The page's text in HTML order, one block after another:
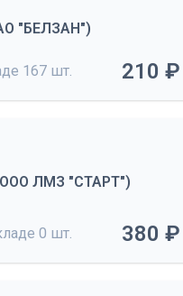
"БЕЛЗАН")
167 шт. 210 ₽
ЛМЗ "СТАРТ")
0 шт. 380 ₽